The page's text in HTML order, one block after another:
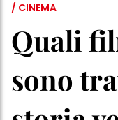
/ CINEMA
Quali
sono